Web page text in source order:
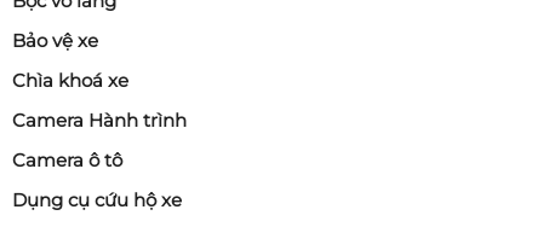
Bảo vệ xe
Chìa khoá xe
Camera Hành trình
Camera ô tô
Dụng cụ cứu hộ xe